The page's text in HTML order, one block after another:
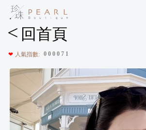
< 回首頁
❤ 人氣指數: 0 0 0 0 7 1